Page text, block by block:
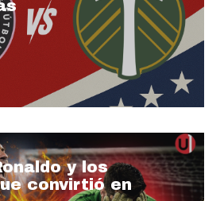
y los
convirtió en